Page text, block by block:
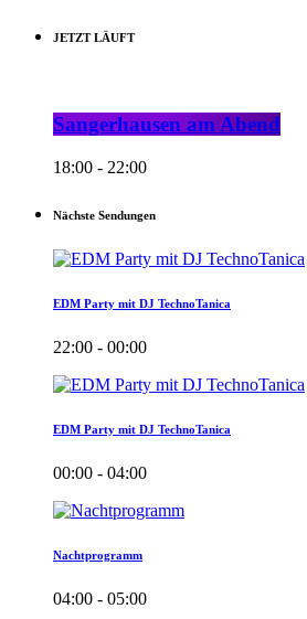
JETZT LÄUFT
Sangerhausen am Abend
18:00 - 22:00
Nächste Sendungen
EDM Party mit DJ TechnoTanica
22:00 - 00:00
EDM Party mit DJ TechnoTanica
00:00 - 04:00
Nachtprogramm
04:00 - 05:00